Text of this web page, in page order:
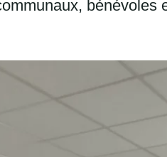
bénévoles